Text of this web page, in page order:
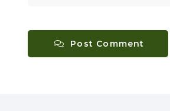
Post Comment